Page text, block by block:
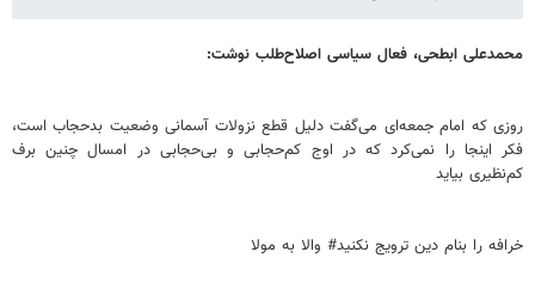
محمدعلی ابطحی، فعال سیاسی اصلاح‌طلب نوشت:
روزی که امام جمعه‌ای می‌گفت دلیل قطع نزولات آسمانی وضعیت بدحجاب است،
فکر اینجا را نمی‌کرد که در اوج کم‌حجابی و بی‌حجابی در امسال چنین برف
کم‌نظیری بیاید
خرافه را بنام دین ترویج نکنید# والا به مولا